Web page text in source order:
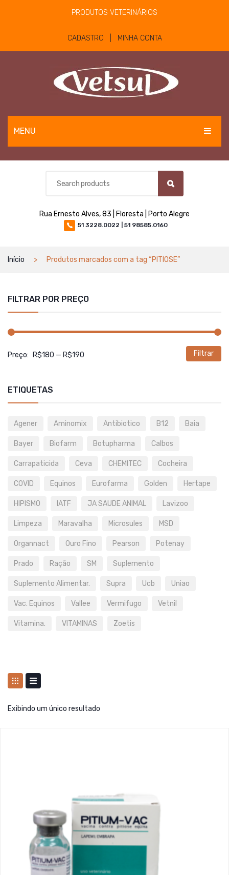
PRODUTOS VETERINÁRIOS
CADASTRO | MINHA CONTA
MENU
EQUINOS
BOVINOS E OVINOS
MATERIAIS E EQUIPAMENTOS
Rua Ernesto Alves, 83 | Floresta | Porto Alegre
51 3228.0022 | 51 98585.0160
Início Produtos marcados com a tag “PITIOSE”
FILTRAR POR PREÇO
Filtrar
Preço: R$180 — R$190
ETIQUETAS
Agener Aminomix Antibiotico B12 Baia
Bayer Biofarm Botupharma Calbos
Carrapaticida Ceva CHEMITEC Cocheira
COVID Equinos Eurofarma Golden Hertape
HIPISMO IATF JA SAUDE ANIMAL Lavizoo
Limpeza Maravalha Microsules MSD
Organnact Ouro Fino Pearson Potenay
Prado Ração SM Suplemento
Suplemento Alimentar. Supra Ucb Uniao
Vac. Equinos Vallee Vermifugo Vetnil
Vitamina. VITAMINAS Zoetis
Exibindo um único resultado